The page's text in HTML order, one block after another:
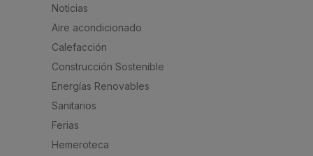
Noticias
Aire acondicionado
Calefacción
Construcción Sostenible
Energías Renovables
Sanitarios
Ferias
Hemeroteca